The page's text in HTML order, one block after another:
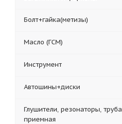
Болт+гайка(метизы)
Масло (ГСМ)
Инструмент
Автошины+диски
Глушители, резонаторы, труба
приемная